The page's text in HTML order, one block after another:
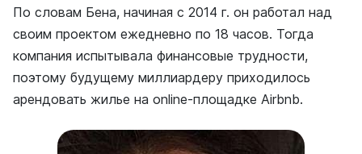
По словам Бена, начиная с 2014 г. он работал над
своим проектом ежедневно по 18 часов. Тогда
компания испытывала финансовые трудности,
поэтому будущему миллиардеру приходилось
арендовать жилье на online-площадке Airbnb.